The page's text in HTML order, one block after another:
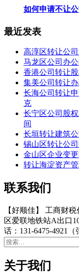
如何申请不让
最近发表
高淳区转让公
马龙区公司办
香港公司转让
集美公司转让
长海公司转让
克
长宁区公司股
间
长垣转让建筑
锡山区转让公
金山区企业变
转让海淀资产
联系我们
【好顺佳】 工商财
区爱联地铁站A出口
话：131-6475-4921（
关于我们